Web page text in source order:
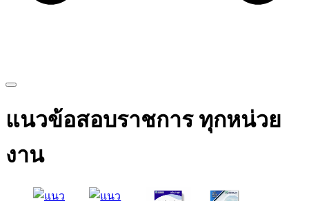
แนวข้อสอบราชการ ทุกหน่วย
งาน